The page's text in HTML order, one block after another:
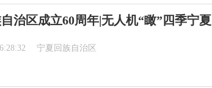
治区成立60周年|无人机“瞰”四季宁夏
宁夏回族自治区